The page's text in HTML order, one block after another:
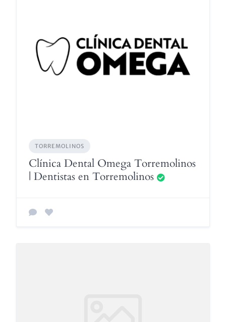
TORREMOLINOS
Clínica Dental Omega Torremolinos
| Dentistas en Torremolinos